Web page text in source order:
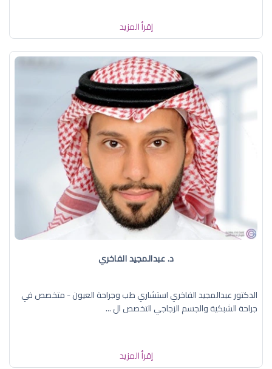
إقرأ المزيد
د. عبدالمجيد الفاخري
الدكتور عبدالمجيد الفاخري استشاري طب وجراحة العيون - متخصص في
جراحة الشبكية والجسم الزجاجي التخصص ال ...
إقرأ المزيد